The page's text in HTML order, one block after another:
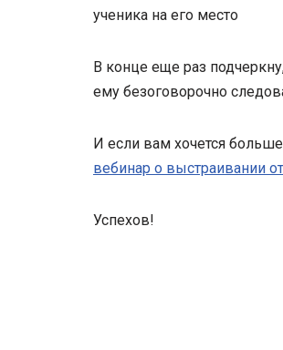
ученика на его место
В конце еще раз
ему безоговорочно
И если вам хочется
вебинар о выстраивании
Успехов!